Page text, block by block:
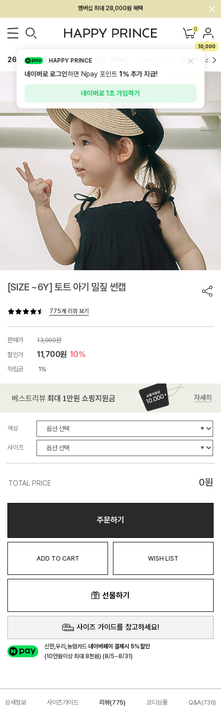
회원전용 아울렛, 가입하면 ~60% 할인!
멤버십 최대 28,000원 혜택 0
10,000
26SS 신상 BEST BABY[6~12M] 하의/레깅스
[SIZE ~6Y] 토트 아기 밀짚 썬캡
775개 리뷰 보기
판매가
13,000원
할인가
11,700원 10%
적립금 1%
색상
사이즈
TOTAL PRICE 0원
주문하기
ADD TO CART WISH LIST
선물하기
사이즈 가이드를 참고하세요!
신한,우리,농협카드네이버페이 결제시 5%할인
(10만원이상 최대 8천원) (8/5~8/31)
상세정보 사이즈가이드 리뷰(775) 코디상품 Q&A(736)
HAPPY PRINCE
네이버로 로그인하면 Npay 포인트1%추가 지급!
네이버로 1초 가입하기